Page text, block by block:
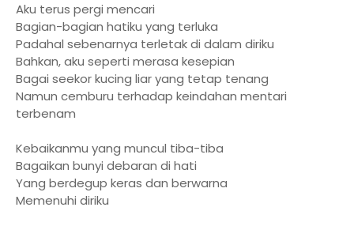
Aku terus pergi mencari
Bagian-bagian hatiku yang terluka
Padahal sebenarnya terletak di dalam diriku
Bahkan, aku seperti merasa kesepian
Bagai seekor kucing liar yang tetap tenang
Namun cemburu terhadap keindahan mentari
terbenam
Kebaikanmu yang muncul tiba-tiba
Bagaikan bunyi debaran di hati
Yang berdegup keras dan berwarna
Memenuhi diriku